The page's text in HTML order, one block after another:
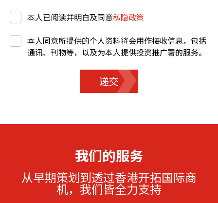
本人已阅读并明白及同意私隐政策
本人同意所提供的个人资料将会用作接收信息，包括
通讯、刊物等，以及为本人提供投资推广署的服务。
递交
我们的服务
从早期策划到透过香港开拓国际商
机，我们皆全力支持